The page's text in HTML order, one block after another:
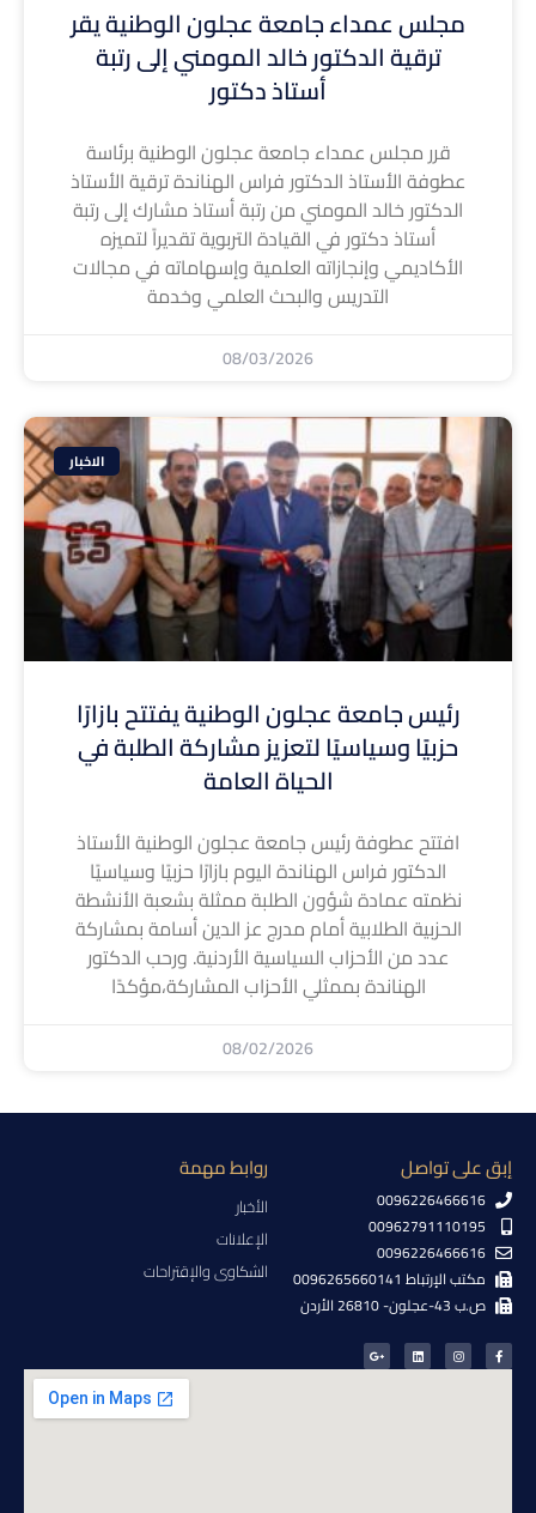
مجلس عمداء جامعة عجلون الوطنية يقر
ترقية الدكتور خالد المومني إلى رتبة
أستاذ دكتور
قرر مجلس عمداء جامعة عجلون الوطنية برئاسة
عطوفة الأستاذ الدكتور فراس الهناندة ترقية الأستاذ
الدكتور خالد المومني من رتبة أستاذ مشارك إلى رتبة
أستاذ دكتور في القيادة التربوية تقديراً لتميزه
الأكاديمي وإنجازاته العلمية وإسهاماته في مجالات
التدريس والبحث العلمي وخدمة
08/03/2026
الاخبار
رئيس جامعة عجلون الوطنية يفتتح بازارًا
حزبيًا وسياسيًا لتعزيز مشاركة الطلبة في
الحياة العامة
افتتح عطوفة رئيس جامعة عجلون الوطنية الأستاذ
الدكتور فراس الهناندة اليوم بازارًا حزبيًا وسياسيًا
نظمته عمادة شؤون الطلبة ممثلة بشعبة الأنشطة
الحزبية الطلابية أمام مدرج عز الدين أسامة بمشاركة
عدد من الأحزاب السياسية الأردنية. ورحب الدكتور
الهناندة بممثلي الأحزاب المشاركة،مؤكدًا
08/02/2026
إبق على تواصل
0096226466616
00962791110195
0096226466616
مكتب الإرتباط 0096265660141
ص.ب 43-عجلون- 26810 الأردن
روابط مهمة
الأخبار
الإعلانات
الشكاوى والإقتراحات